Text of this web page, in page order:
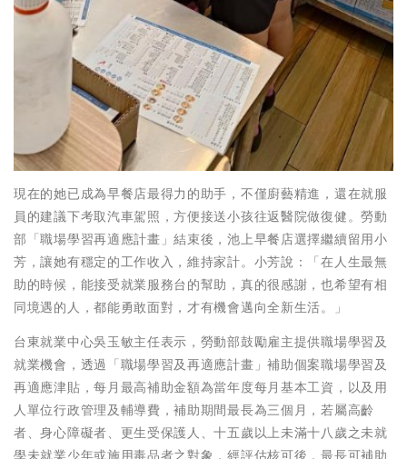
現在的她已成為早餐店最得力的助手，不僅廚藝精進，還在就服
員的建議下考取汽車駕照，方便接送小孩往返醫院做復健。勞動
部「職場學習再適應計畫」結束後，池上早餐店選擇繼續留用小
芳，讓她有穩定的工作收入，維持家計。小芳說：「在人生最無
助的時候，能接受就業服務台的幫助，真的很感謝，也希望有相
同境遇的人，都能勇敢面對，才有機會邁向全新生活。」
台東就業中心吳玉敏主任表示，勞動部鼓勵雇主提供職場學習及
就業機會，透過「職場學習及再適應計畫」補助個案職場學習及
再適應津貼，每月最高補助金額為當年度每月基本工資，以及用
人單位行政管理及輔導費，補助期間最長為三個月，若屬高齡
者、身心障礙者、更生受保護人、十五歲以上未滿十八歲之未就
學未就業少年或施用毒品者之對象，經評估核可後，最長可補助